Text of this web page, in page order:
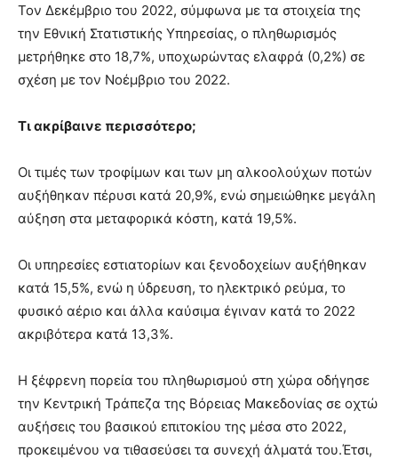
Τον Δεκέμβριο του 2022, σύμφωνα με τα στοιχεία της
την Εθνική Στατιστικής Υπηρεσίας, ο πληθωρισμός
μετρήθηκε στο 18,7%, υποχωρώντας ελαφρά (0,2%) σε
σχέση με τον Νοέμβριο του 2022.
Τι ακρίβαινε περισσότερο;
Οι τιμές των τροφίμων και των μη αλκοολούχων ποτών
αυξήθηκαν πέρυσι κατά 20,9%, ενώ σημειώθηκε μεγάλη
αύξηση στα μεταφορικά κόστη, κατά 19,5%.
Οι υπηρεσίες εστιατορίων και ξενοδοχείων αυξήθηκαν
κατά 15,5%, ενώ η ύδρευση, το ηλεκτρικό ρεύμα, το
φυσικό αέριο και άλλα καύσιμα έγιναν κατά το 2022
ακριβότερα κατά 13,3%.
Η ξέφρενη πορεία του πληθωρισμού στη χώρα οδήγησε
την Κεντρική Τράπεζα της Βόρειας Μακεδονίας σε οχτώ
αυξήσεις του βασικού επιτοκίου της μέσα στο 2022,
προκειμένου να τιθασεύσει τα συνεχή άλματά του.Έτσι,